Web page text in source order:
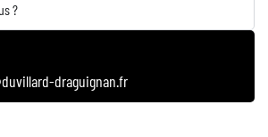
?
draguignan.fr